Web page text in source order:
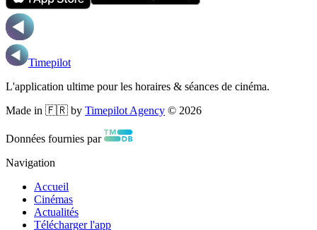
Timepilot
L'application ultime pour les horaires & séances de cinéma.
Made in 🇫🇷 by Timepilot Agency © 2026
Données fournies par
Navigation
Accueil
Cinémas
Actualités
Télécharger l'app